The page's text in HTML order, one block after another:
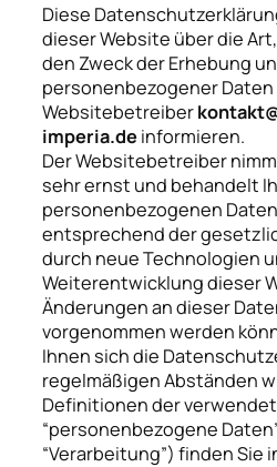
Diese
dieser Website über die
den Zweck der Erhebung
personenbezogener
Websitebetreiber
imperia.deinformieren.
Der Websitebetreiber
sehr ernst und behandelt
personenbezogenen
entsprechend der
durch neue Technologien
Weiterentwicklung dieser
Änderungen an dieser
vorgenommen werden
Ihnen sich die
regelmäßigen Abständen
Definitionen der
“personenbezogene
“Verarbeitung”) finden Sie